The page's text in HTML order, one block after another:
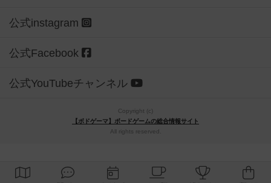
公式instagram
公式Facebook
公式YouTubeチャンネル
Copyright (c)
【ボドゲーマ】ボードゲームの総合情報サイト
All rights reserved.